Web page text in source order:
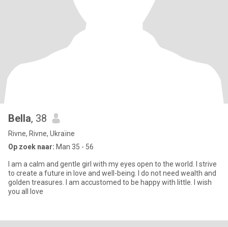
Bella, 38
Rivne, Rivne, Ukraïne
Op zoek naar: Man 35 - 56
I am a calm and gentle girl with my eyes open to the world. I strive
to create a future in love and well-being. I do not need wealth and
golden treasures. I am accustomed to be happy with little. I wish
you all love